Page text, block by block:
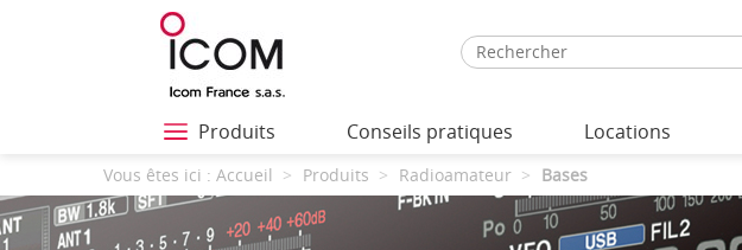
Produits Conseils pratiques Locations
Vous êtes ici : Accueil Produits Radioamateur Bases